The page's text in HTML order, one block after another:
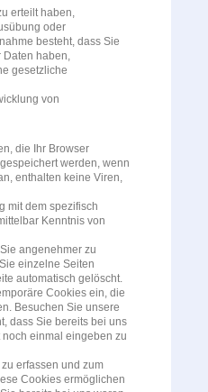
erteilt haben,
oder
besteht, dass Sie
Daten haben,
gesetzliche
von
die Ihr Browser
werden, wenn
enthalten keine Viren,
mit dem spezifisch
Kenntnis von
angenehmer zu
einzelne Seiten
automatisch gelöscht.
Cookies ein, die
Besuchen Sie unsere
dass Sie bereits bei uns
einmal eingeben zu
erfassen und zum
Cookies ermöglichen